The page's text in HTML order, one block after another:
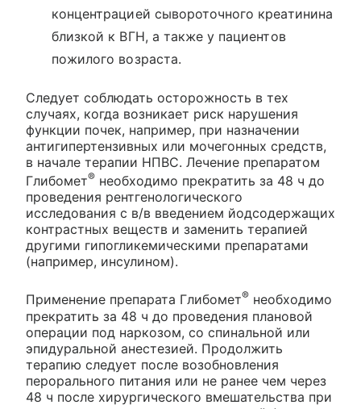
концентрацией сывороточного креатинина
близкой к ВГН, а также у пациентов
пожилого возраста.
Следует соблюдать осторожность в тех
случаях, когда возникает риск нарушения
функции почек, например, при назначении
антигипертензивных или мочегонных средств,
в начале терапии НПВС. Лечение препаратом
Глибомет® необходимо прекратить за 48 ч до
проведения рентгенологического
исследования с в/в введением йодсодержащих
контрастных веществ и заменить терапией
другими гипогликемическими препаратами
(например, инсулином).
Применение препарата Глибомет® необходимо
прекратить за 48 ч до проведения плановой
операции под наркозом, со спинальной или
эпидуральной анестезией. Продолжить
терапию следует после возобновления
перорального питания или не ранее чем через
48 ч после хирургического вмешательства при